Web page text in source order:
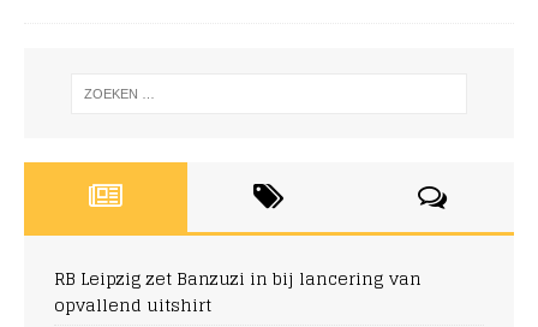
RB Leipzig zet Banzuzi in bij lancering van
opvallend uitshirt